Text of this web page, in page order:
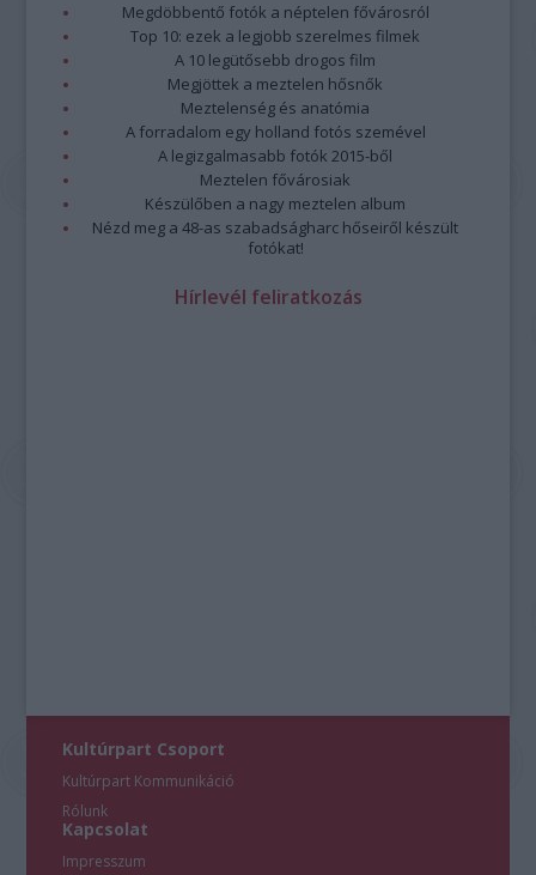
Megdöbbentő fotók a néptelen fővárosról
Top 10: ezek a legjobb szerelmes filmek
A 10 legütősebb drogos film
Megjöttek a meztelen hősnők
Meztelenség és anatómia
A forradalom egy holland fotós szemével
A legizgalmasabb fotók 2015-ből
Meztelen fővárosiak
Készülőben a nagy meztelen album
Nézd meg a 48-as szabadságharc hőseiről készült
fotókat!
Hírlevél feliratkozás
Kultúrpart Csoport
Kultúrpart Kommunikáció
Rólunk
Kapcsolat
Impresszum